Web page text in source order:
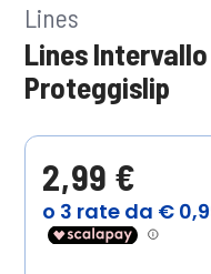
Lines
Lines
Proteggislip
2,99 €